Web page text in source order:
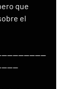
que
el